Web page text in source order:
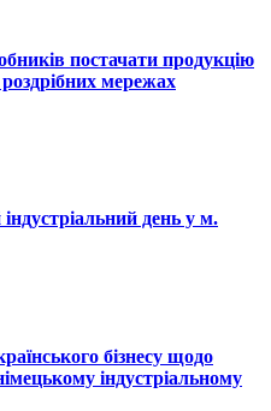
постачати продукцію
мережах
день у м.
бізнесу щодо
індустріальному